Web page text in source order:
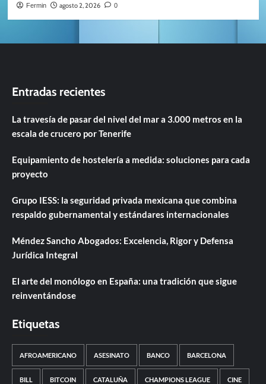
Fermin agosto 2, 2026 0
Entradas recientes
La travesía de pasar del nivel del mar a 3.000 metros en la
escala de crucero por Tenerife
Equipamiento de hostelería a medida: soluciones para cada
proyecto
Grupo IESS: la seguridad privada mexicana que combina
respaldo gubernamental y estándares internacionales
Méndez Sancho Abogados: Excelencia, Rigor y Defensa
Jurídica Integral
El arte del monólogo en España: una tradición que sigue
reinventándose
Etiquetas
AFROAMERICANO ASESINATO BANCO BARCELONA
BILL BITCOIN CATALUÑA CHAMPIONS LEAGUE CINE